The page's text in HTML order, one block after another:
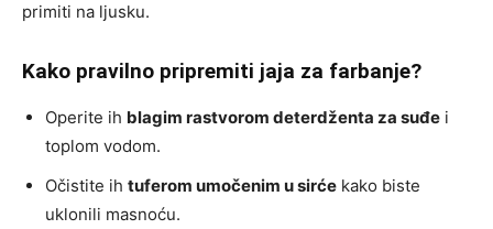
primiti na ljusku.
Kako pravilno pripremiti jaja za farbanje?
Operite ih blagim rastvorom deterdženta za suđe i
toplom vodom.
Očistite ih tuferom umočenim u sirće kako biste
uklonili masnoću.